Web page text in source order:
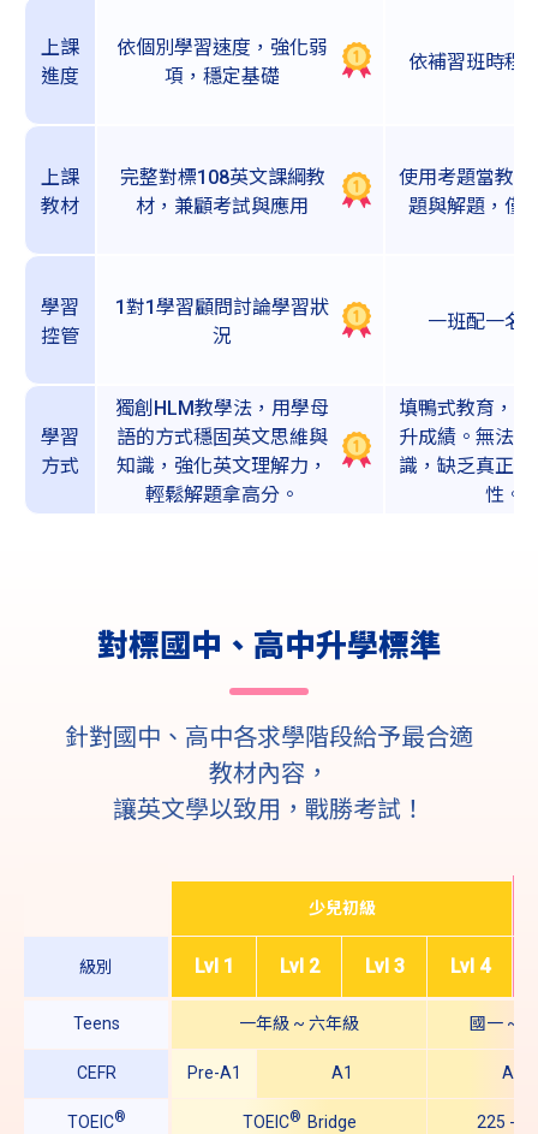
上課
進度
依個別學習速度，強化弱
項，穩定基礎
依補習班時程
上課
教材
完整對標108英文課綱教
材，兼顧考試與應用
使用考題當教
題與解題，僅
學習
控管
1對1學習顧問討論學習狀
況
一班配一名
學習
方式
獨創HLM教學法，用學母
語的方式穩固英文思維與
知識，強化英文理解力，
輕鬆解題拿高分。
填鴨式教育，
升成績。無法
識，缺乏真正
性。
對標國中、高中升學標準
針對國中、高中各求學階段給予最合適
教材內容，
讓英文學以致用，戰勝考試！
少兒初級
級別 Lvl 1 Lvl 2 Lvl 3 Lvl 4
Teens 一年級 ~ 六年級 國一 ~
CEFR Pre-A1 A1 A2
TOEIC® TOEIC® Bridge 225 -